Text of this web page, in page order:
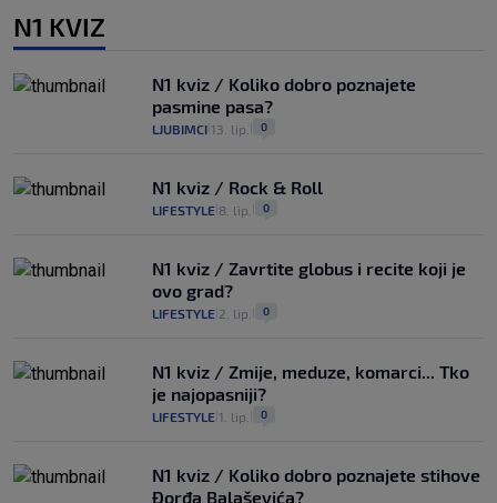
N1 KVIZ
N1 kviz / Koliko dobro poznajete
pasmine pasa?
LJUBIMCI 13. lip. 0
N1 kviz / Rock & Roll
LIFESTYLE 8. lip. 0
N1 kviz / Zavrtite globus i recite koji je
ovo grad?
LIFESTYLE 2. lip. 0
N1 kviz / Zmije, meduze, komarci... Tko
je najopasniji?
LIFESTYLE 1. lip. 0
N1 kviz / Koliko dobro poznajete stihove
Đorđa Balaševića?